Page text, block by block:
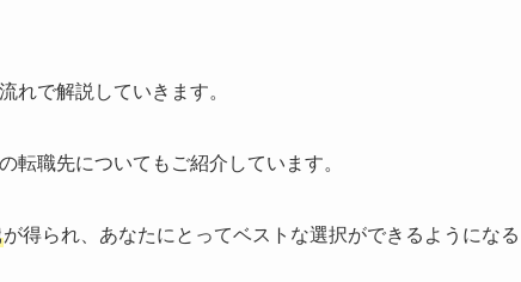
れで解説していきます。
転職先についてもご紹介しています。
が得られ、あなたにとってベストな選択ができるようになる